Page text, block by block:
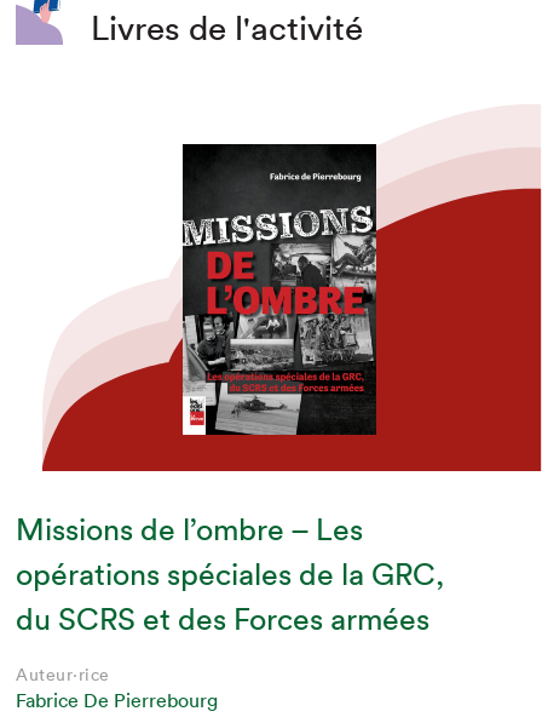
Livres de l'activité
Missions de l’ombre – Les
opérations spéciales de la GRC,
du SCRS et des Forces armées
Auteur·rice
Fabrice De Pierrebourg